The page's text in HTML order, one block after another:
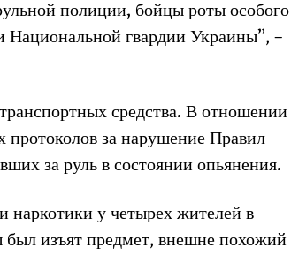
полиции, бойцы роты особого
Национальной гвардии Украины”, –
средства. В отношении
протоколов за нарушение Правил
за руль в состоянии опьянения.
наркотики у четырех жителей в
был изъят предмет, внешне похожий